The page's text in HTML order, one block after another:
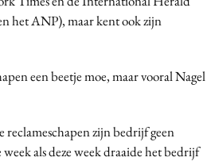
het ANP), maar kent ook zijn
een beetje moe, maar vooral Nagel
zijn bedrijf geen
als deze week draaide het bedrijf